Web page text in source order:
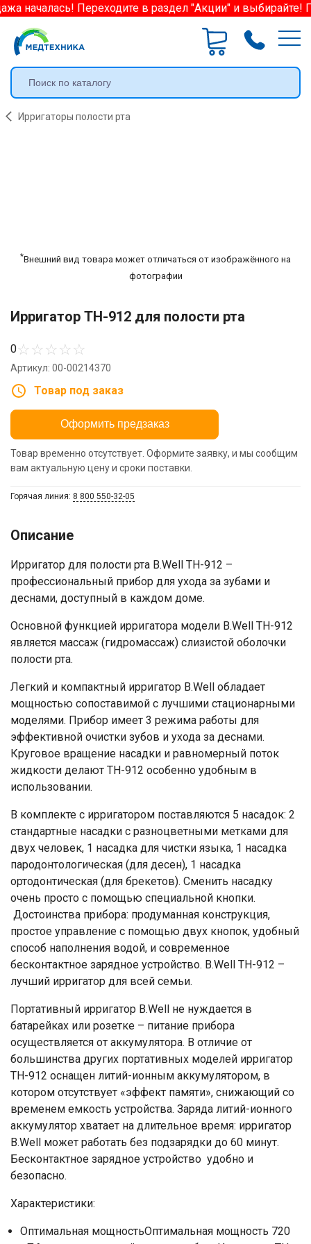
началась! Переходите в раздел "Акции" и выбирайте!
Ирригаторы полости рта
*Внешний вид товара может отличаться от изображённого на
фотографии
Ирригатор ТН-912 для полости рта
0☆☆☆☆☆
Артикул: 00-00214370
Товар под заказ
Оформить предзаказ
Товар временно отсутствует. Оформите заявку, и мы сообщим
вам актуальную цену и сроки поставки.
Горячая линия: 8 800 550-32-05
Описание
Ирригатор для полости рта B.Well TH-912 –
профессиональный прибор для ухода за зубами и
деснами, доступный в каждом доме.
Основной функцией ирригатора модели B.Well TH-912
является массаж (гидромассаж) слизистой оболочки
полости рта.
Легкий и компактный ирригатор B.Well обладает
мощностью сопоставимой с лучшими стационарными
моделями. Прибор имеет 3 режима работы для
эффективной очистки зубов и ухода за деснами.
Круговое вращение насадки и равномерный поток
жидкости делают TH-912 особенно удобным в
использовании.
В комплекте с ирригатором поставляются 5 насадок: 2
стандартные насадки с разноцветными метками для
двух человек, 1 насадка для чистки языка, 1 насадка
пародонтологическая (для десен), 1 насадка
ортодонтическая (для брекетов). Сменить насадку
очень просто с помощью специальной кнопки.
Достоинства прибора: продуманная конструкция,
простое управление с помощью двух кнопок, удобный
способ наполнения водой, и современное
бесконтактное зарядное устройство. B.Well TH-912 –
лучший ирригатор для всей семьи.
Портативный ирригатор B.Well не нуждается в
батарейках или розетке – питание прибора
осуществляется от аккумулятора. В отличие от
большинства других портативных моделей ирригатор
TH-912 оснащен литий-ионным аккумулятором, в
котором отсутствует «эффект памяти», снижающий со
временем емкость устройства. Заряда литий-ионного
аккумулятор хватает на длительное время: ирригатор
B.Well может работать без подзарядки до 60 минут.
Бесконтактное зарядное устройство удобно и
безопасно.
Характеристики:
Оптимальная мощностьОптимальная мощность 720